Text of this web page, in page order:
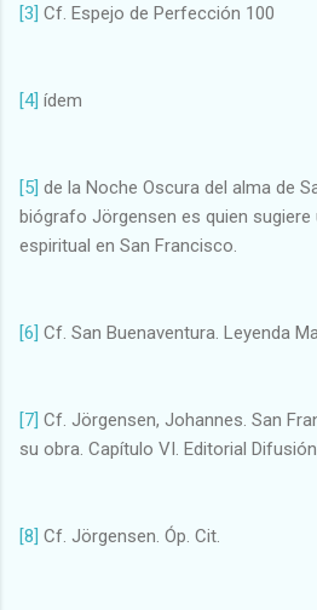
[3] Cf. Espejo de Perfección 100
[4] ídem
[5] de la Noche Oscura del alma de
biógrafo Jörgensen es quien sugiere
espiritual en San Francisco.
[6] Cf. San Buenaventura. Leyenda
[7] Cf. Jörgensen, Johannes. San
su obra. Capítulo VI. Editorial
[8] Cf. Jörgensen. Óp. Cit.